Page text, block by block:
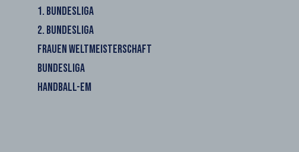
1. BUNDESLIGA
2. BUNDESLIGA
FRAUEN WELTMEISTERSCHAFT
BUNDESLIGA
HANDBALL-EM